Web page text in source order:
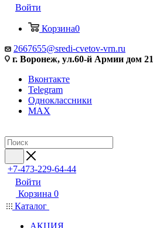
Войти
Корзина0
2667655@sredi-cvetov-vrn.ru
г. Воронеж, ул.60-й Армии дом 21
Вконтакте
Telegram
Одноклассники
MAX
+7-473-229-64-44
Войти
Корзина 0
Каталог
АКЦИЯ